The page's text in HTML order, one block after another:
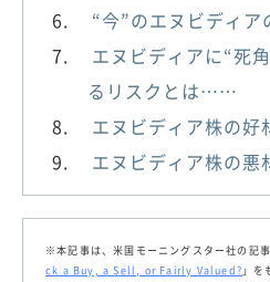
“今”のエヌビディア
エヌビディアに“死
るリスクとは……
エヌビディア株の好
エヌビディア株の悪
※本記事は、米国モーニングスター社の記
ck a Buy, a Sell, or Fairly Valued? 」